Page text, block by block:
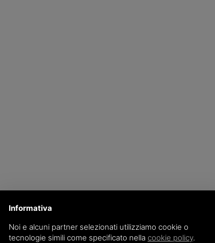
Informativa
Noi e alcuni partner selezionati utilizziamo cookie o
tecnologie simili come specificato nella cookie policy.